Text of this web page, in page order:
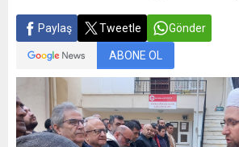
Paylaş Tweetle Gönder
ABONE OL